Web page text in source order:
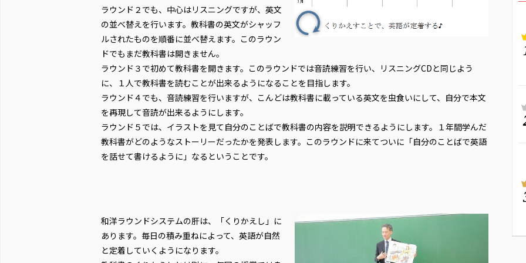
ラウンド２でも、中心はリスニングですが、英文
の並べ替えを行います。教科書の英文がシャッフ
ルされたものを順番に並べ替えます。このラウン
ドでもまだ教科書は開きません。
ラウンド３で初めて教科書を開きます。このラウンドでは音読練習を行い、リスニングCDと同じよう
に、１人で教科書を読むことが出来るようになることを目指します。
ラウンド４でも、音読練習を行いますが、こんどは教科書に載っている英文を虫食いにして、自分で本文
を再現して音読が出来るようにします。
ラウンド５では、イラストを見て自分のことばで教科書の内容を説明できるようにします。１年間学んだ
教科書がどのようなストーリーだったかを発表します。このラウンドに来てついに「自分のことばで英語
を話せて書けるように」なるということです。
和洋ラウンドシステムの肝は、「くりかえし」に
あります。毎日の積み重ねによって、英語が自然
と定着していくようになります。